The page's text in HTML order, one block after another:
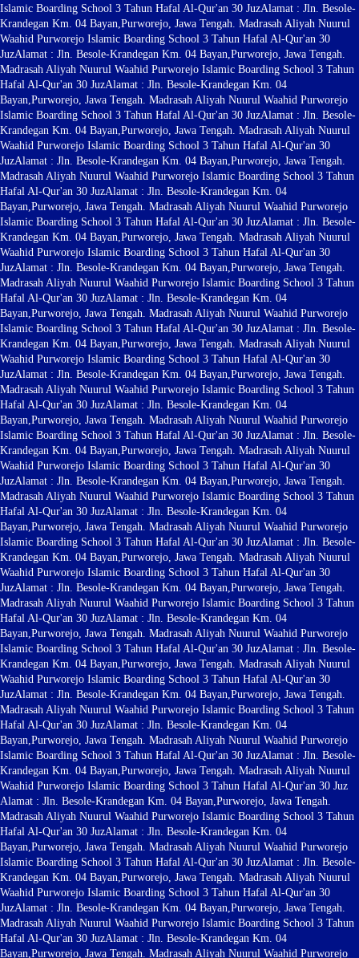
Islamic Boarding School 3 Tahun Hafal Al-Qur'an 30 JuzAlamat : Jln. Besole-
Krandegan Km. 04 Bayan,Purworejo, Jawa Tengah. Madrasah Aliyah Nuurul
Waahid Purworejo Islamic Boarding School 3 Tahun Hafal Al-Qur'an 30
JuzAlamat : Jln. Besole-Krandegan Km. 04 Bayan,Purworejo, Jawa Tengah.
Madrasah Aliyah Nuurul Waahid Purworejo Islamic Boarding School 3 Tahun
Hafal Al-Qur'an 30 JuzAlamat : Jln. Besole-Krandegan Km. 04
Bayan,Purworejo, Jawa Tengah. Madrasah Aliyah Nuurul Waahid Purworejo
Islamic Boarding School 3 Tahun Hafal Al-Qur'an 30 JuzAlamat : Jln. Besole-
Krandegan Km. 04 Bayan,Purworejo, Jawa Tengah. Madrasah Aliyah Nuurul
Waahid Purworejo Islamic Boarding School 3 Tahun Hafal Al-Qur'an 30
JuzAlamat : Jln. Besole-Krandegan Km. 04 Bayan,Purworejo, Jawa Tengah.
Madrasah Aliyah Nuurul Waahid Purworejo Islamic Boarding School 3 Tahun
Hafal Al-Qur'an 30 JuzAlamat : Jln. Besole-Krandegan Km. 04
Bayan,Purworejo, Jawa Tengah. Madrasah Aliyah Nuurul Waahid Purworejo
Islamic Boarding School 3 Tahun Hafal Al-Qur'an 30 JuzAlamat : Jln. Besole-
Krandegan Km. 04 Bayan,Purworejo, Jawa Tengah. Madrasah Aliyah Nuurul
Waahid Purworejo Islamic Boarding School 3 Tahun Hafal Al-Qur'an 30
JuzAlamat : Jln. Besole-Krandegan Km. 04 Bayan,Purworejo, Jawa Tengah.
Madrasah Aliyah Nuurul Waahid Purworejo Islamic Boarding School 3 Tahun
Hafal Al-Qur'an 30 JuzAlamat : Jln. Besole-Krandegan Km. 04
Bayan,Purworejo, Jawa Tengah. Madrasah Aliyah Nuurul Waahid Purworejo
Islamic Boarding School 3 Tahun Hafal Al-Qur'an 30 JuzAlamat : Jln. Besole-
Krandegan Km. 04 Bayan,Purworejo, Jawa Tengah. Madrasah Aliyah Nuurul
Waahid Purworejo Islamic Boarding School 3 Tahun Hafal Al-Qur'an 30
JuzAlamat : Jln. Besole-Krandegan Km. 04 Bayan,Purworejo, Jawa Tengah.
Madrasah Aliyah Nuurul Waahid Purworejo Islamic Boarding School 3 Tahun
Hafal Al-Qur'an 30 JuzAlamat : Jln. Besole-Krandegan Km. 04
Bayan,Purworejo, Jawa Tengah. Madrasah Aliyah Nuurul Waahid Purworejo
Islamic Boarding School 3 Tahun Hafal Al-Qur'an 30 JuzAlamat : Jln. Besole-
Krandegan Km. 04 Bayan,Purworejo, Jawa Tengah. Madrasah Aliyah Nuurul
Waahid Purworejo Islamic Boarding School 3 Tahun Hafal Al-Qur'an 30
JuzAlamat : Jln. Besole-Krandegan Km. 04 Bayan,Purworejo, Jawa Tengah.
Madrasah Aliyah Nuurul Waahid Purworejo Islamic Boarding School 3 Tahun
Hafal Al-Qur'an 30 JuzAlamat : Jln. Besole-Krandegan Km. 04
Bayan,Purworejo, Jawa Tengah. Madrasah Aliyah Nuurul Waahid Purworejo
Islamic Boarding School 3 Tahun Hafal Al-Qur'an 30 JuzAlamat : Jln. Besole-
Krandegan Km. 04 Bayan,Purworejo, Jawa Tengah. Madrasah Aliyah Nuurul
Waahid Purworejo Islamic Boarding School 3 Tahun Hafal Al-Qur'an 30
JuzAlamat : Jln. Besole-Krandegan Km. 04 Bayan,Purworejo, Jawa Tengah.
Madrasah Aliyah Nuurul Waahid Purworejo Islamic Boarding School 3 Tahun
Hafal Al-Qur'an 30 JuzAlamat : Jln. Besole-Krandegan Km. 04
Bayan,Purworejo, Jawa Tengah. Madrasah Aliyah Nuurul Waahid Purworejo
Islamic Boarding School 3 Tahun Hafal Al-Qur'an 30 JuzAlamat : Jln. Besole-
Krandegan Km. 04 Bayan,Purworejo, Jawa Tengah. Madrasah Aliyah Nuurul
Waahid Purworejo Islamic Boarding School 3 Tahun Hafal Al-Qur'an 30
JuzAlamat : Jln. Besole-Krandegan Km. 04 Bayan,Purworejo, Jawa Tengah.
Madrasah Aliyah Nuurul Waahid Purworejo Islamic Boarding School 3 Tahun
Hafal Al-Qur'an 30 JuzAlamat : Jln. Besole-Krandegan Km. 04
Bayan,Purworejo, Jawa Tengah. Madrasah Aliyah Nuurul Waahid Purworejo
Islamic Boarding School 3 Tahun Hafal Al-Qur'an 30 JuzAlamat : Jln. Besole-
Krandegan Km. 04 Bayan,Purworejo, Jawa Tengah. Madrasah Aliyah Nuurul
Waahid Purworejo Islamic Boarding School 3 Tahun Hafal Al-Qur'an 30 Juz
Alamat : Jln. Besole-Krandegan Km. 04 Bayan,Purworejo, Jawa Tengah.
Madrasah Aliyah Nuurul Waahid Purworejo Islamic Boarding School 3 Tahun
Hafal Al-Qur'an 30 JuzAlamat : Jln. Besole-Krandegan Km. 04
Bayan,Purworejo, Jawa Tengah. Madrasah Aliyah Nuurul Waahid Purworejo
Islamic Boarding School 3 Tahun Hafal Al-Qur'an 30 JuzAlamat : Jln. Besole-
Krandegan Km. 04 Bayan,Purworejo, Jawa Tengah. Madrasah Aliyah Nuurul
Waahid Purworejo Islamic Boarding School 3 Tahun Hafal Al-Qur'an 30
JuzAlamat : Jln. Besole-Krandegan Km. 04 Bayan,Purworejo, Jawa Tengah.
Madrasah Aliyah Nuurul Waahid Purworejo Islamic Boarding School 3 Tahun
Hafal Al-Qur'an 30 JuzAlamat : Jln. Besole-Krandegan Km. 04
Bayan,Purworejo, Jawa Tengah. Madrasah Aliyah Nuurul Waahid Purworejo